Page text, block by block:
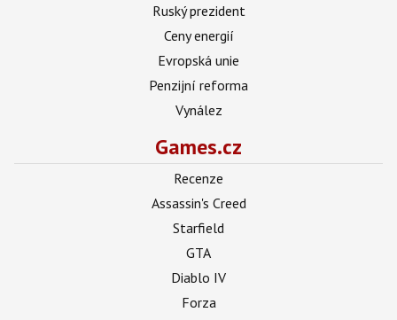
Ruský prezident
Ceny energií
Evropská unie
Penzijní reforma
Vynález
Games.cz
Recenze
Assassin's Creed
Starfield
GTA
Diablo IV
Forza